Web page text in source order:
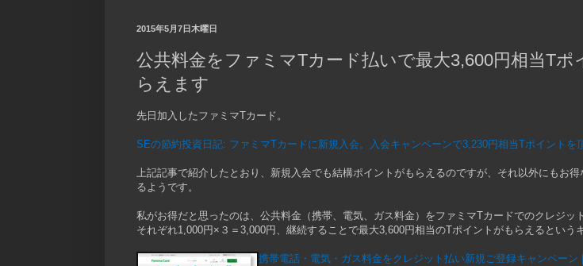
2015年5月7日木曜日
公共料金をファミマTカード払いで最大3,600円相当Tポ
らえます
先日加入したファミマTカード。
SEの節約投資日記: ファミマTカードに新規入会。入会キャンペーンで3,230円相当Tポイントを
上記記事で紹介したとおり、新規入会でも結構ポイントがもらえるのですが、それ以外にもお
るようです。
私がお得だと思ったのは、公共料金（携帯、電気、ガス料金）をファミマTカードでのクレジッ
それぞれ1,000円×３＝3,000円、継続することで最大3,600円相当のTポイントがもらえるという
携帯電話・電気・ガス料金をクレジット払い新規ご登録キャンペーン